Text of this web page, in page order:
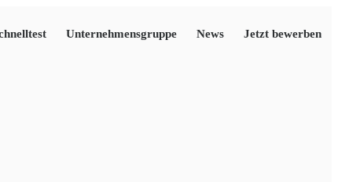
Unternehmensgruppe News Jetzt bewerben